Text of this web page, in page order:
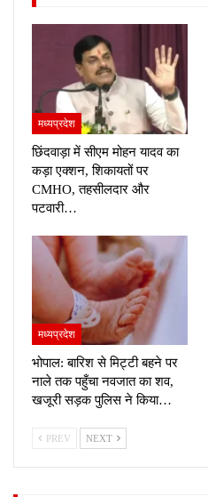
मध्यप्रदेश
छिंदवाड़ा में सीएम मोहन यादव का
कड़ा एक्शन, शिकायतों पर
CMHO, तहसीलदार और
पटवारी…
मध्यप्रदेश
भोपाल: बारिश से मिट्टी बहने पर
नाले तक पहुँचा नवजात का शव,
खजूरी सड़क पुलिस ने किया…
PREV NEXT